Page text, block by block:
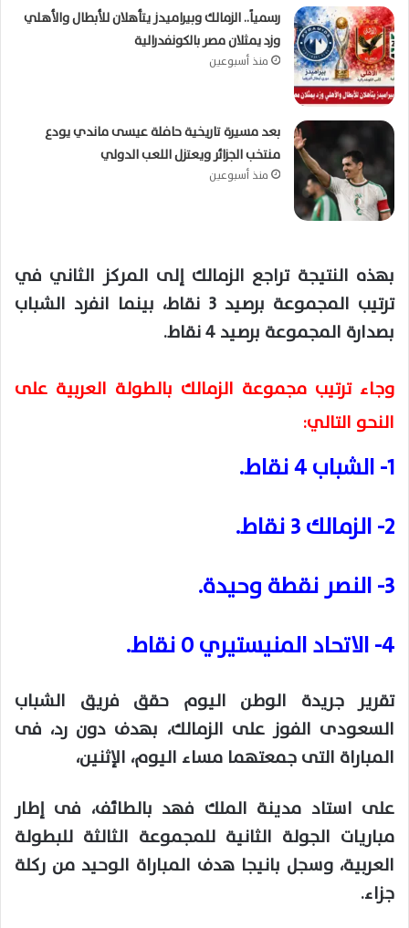
رسمياً.. الزمالك وبيراميدز يتأهلان للأبطال والأهلي
وزد يمثلان مصر بالكونفدرالية
منذ أسبوعين
بعد مسيرة تاريخية حافلة عيسى ماندي يودع
منتخب الجزائر ويعتزل اللعب الدولي
منذ أسبوعين
بهذه النتيجة تراجع الزمالك إلى المركز الثاني في
ترتيب المجموعة برصيد 3 نقاط، بينما انفرد الشباب
بصدارة المجموعة برصيد 4 نقاط.
وجاء ترتيب مجموعة الزمالك بالطولة العربية على
النحو التالي:
1- الشباب 4 نقاط.
2- الزمالك 3 نقاط.
3- النصر نقطة وحيدة.
4- الاتحاد المنيستيري 0 نقاط.
تقرير جريدة الوطن اليوم حقق فريق الشباب
السعودى الفوز على الزمالك، بهدف دون رد، فى
المباراة التى جمعتهما مساء اليوم، الإثنين،
على استاد مدينة الملك فهد بالطائف، فى إطار
مباريات الجولة الثانية للمجموعة الثالثة للبطولة
العربية، وسجل بانيجا هدف المباراة الوحيد من ركلة
جزاء.